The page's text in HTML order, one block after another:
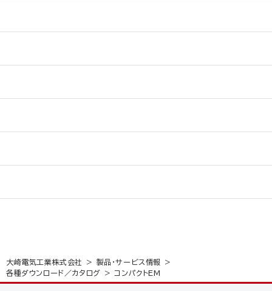
大崎電気工業株式会社
製品・サービス情報
各種ダウンロード／カタログ
コンパクトEM